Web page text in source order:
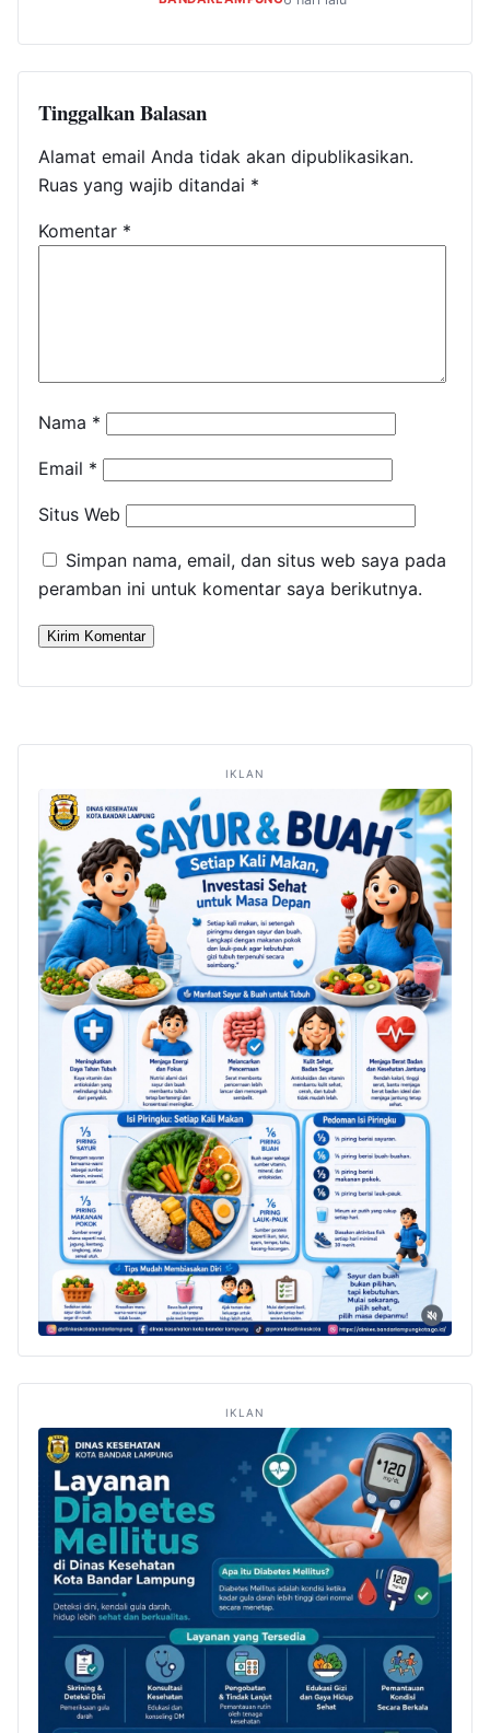
Tinggalkan Balasan
Alamat email Anda tidak akan dipublikasikan.
Ruas yang wajib ditandai *
Komentar *
Nama *
Email *
Situs Web
Simpan nama, email, dan situs web saya pada
peramban ini untuk komentar saya berikutnya.
IKLAN
IKLAN